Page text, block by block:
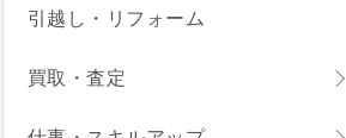
16,760
引越し・リフォーム
買取・査定